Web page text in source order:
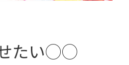
たい◯◯